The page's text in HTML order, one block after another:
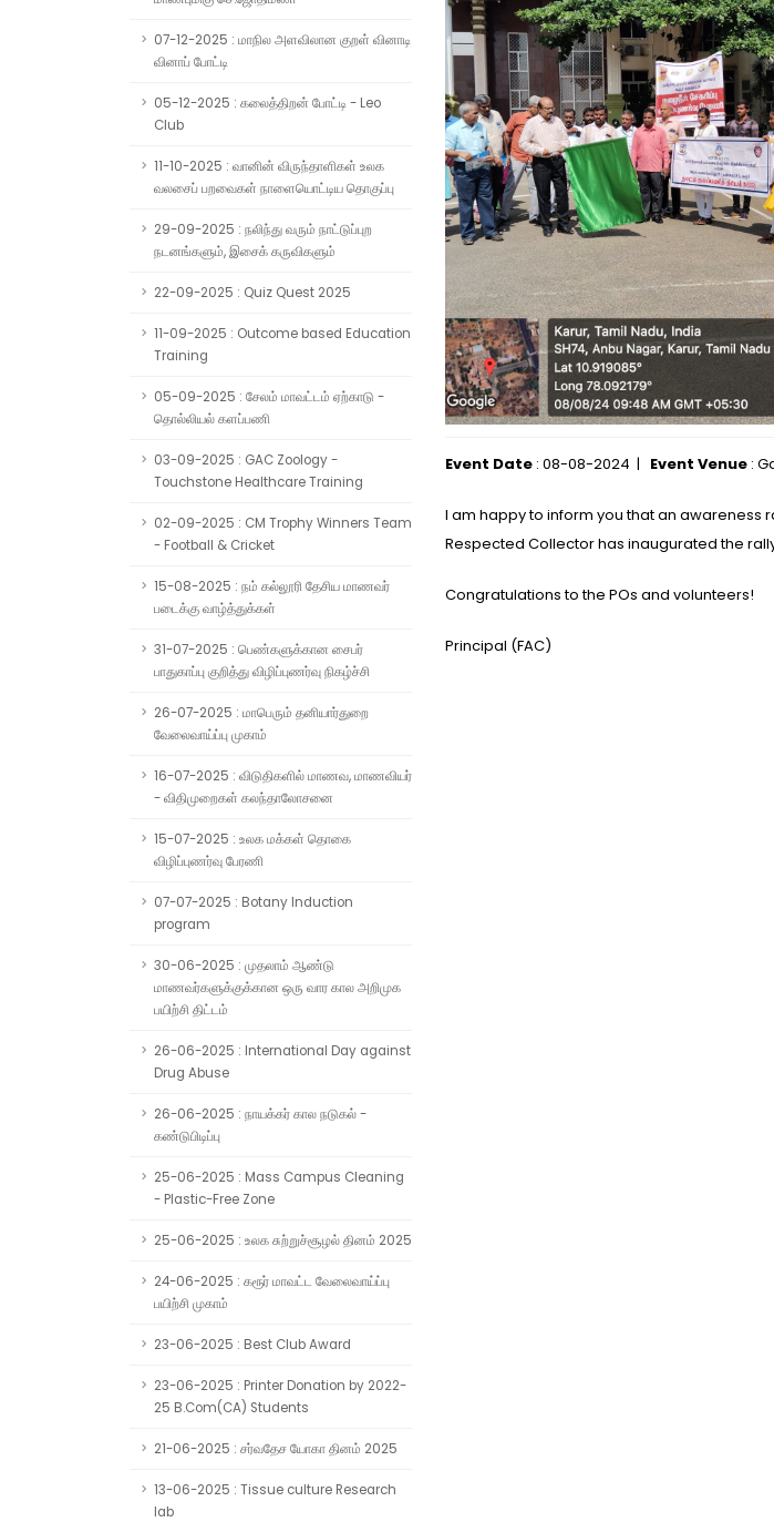
07-12-2025 : மாநில அளவிலான குறள் வினாடி
வினாப் போட்டி
05-12-2025 : கலைத்திறன் போட்டி - Leo
Club
11-10-2025 : வானின் விருந்தாளிகள் உலக
வலசைப் பறவைகள் நாளையொட்டிய தொகுப்பு
29-09-2025 : நலிந்து வரும் நாட்டுப்புற
நடனங்களும், இசைக் கருவிகளும்
22-09-2025 : Quiz Quest 2025
11-09-2025 : Outcome based Education
Training
05-09-2025 : சேலம் மாவட்டம் ஏற்காடு -
தொல்லியல் களப்பணி
03-09-2025 : GAC Zoology -
Touchstone Healthcare Training
02-09-2025 : CM Trophy Winners Team
- Football & Cricket
15-08-2025 : நம் கல்லூரி தேசிய மாணவர்
படைக்கு வாழ்த்துக்கள்
31-07-2025 : பெண்களுக்கான சைபர்
பாதுகாப்பு குறித்து விழிப்புணர்வு நிகழ்ச்சி
26-07-2025 : மாபெரும் தனியார்துறை
வேலைவாய்ப்பு முகாம்
16-07-2025 : விடுதிகளில் மாணவ, மாணவியர்
- விதிமுறைகள் கலந்தாலோசனை
15-07-2025 : உலக மக்கள் தொகை
விழிப்புணர்வு பேரணி
07-07-2025 : Botany Induction
program
30-06-2025 : முதலாம் ஆண்டு
மாணவர்களுக்குக்கான ஒரு வார கால அறிமுக
பயிற்சி திட்டம்
26-06-2025 : International Day against
Drug Abuse
26-06-2025 : நாயக்கர் கால நடுகல் -
கண்டுபிடிப்பு
25-06-2025 : Mass Campus Cleaning
- Plastic-Free Zone
25-06-2025 : உலக சுற்றுச்சூழல் தினம் 2025
24-06-2025 : கரூர் மாவட்ட வேலைவாய்ப்பு
பயிற்சி முகாம்
23-06-2025 : Best Club Award
23-06-2025 : Printer Donation by 2022-
25 B.Com(CA) Students
21-06-2025 : சர்வதேச யோகா தினம் 2025
13-06-2025 : Tissue culture Research
lab
Event Date : 08-08-2024 | Event Venue :
I am happy to inform you that an awareness
Respected Collector has inaugurated the
Congratulations to the POs and volunteers!
Principal (FAC)